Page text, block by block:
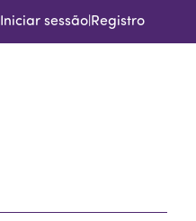
Iniciar sessão|Registro